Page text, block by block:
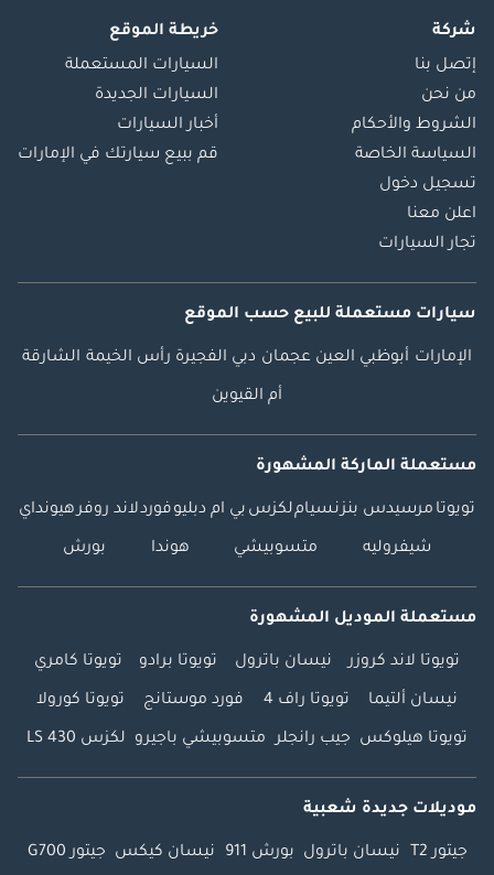
شركة
إتصل بنا
من نحن
الشروط والأحكام
السياسة الخاصة
تسجيل دخول
اعلن معنا
تجار السيارات
خريطة الموقع
السيارات المستعملة
السيارات الجديدة
أخبار السيارات
قم ببيع سيارتك في الإمارات
سيارات مستعملة للبيع حسب الموقع
الإمارات أبوظبي العين عجمان دبي الفجيرة رأس الخيمة الشارقة
أم القيوين
مستعملة الماركة المشهورة
تويوتا مرسيدس بنزنسياملكزس بي ام دبليوفوردلاند روفرهيونداي
شيفروليه متسوبيشي هوندا بورش
مستعملة الموديل المشهورة
تويوتا لاند كروزر نيسان باترول تويوتا برادو تويوتا كامري
نيسان ألتيما تويوتا راف 4 فورد موستانج تويوتا كورولا
تويوتا هيلوكس جيب رانجلر متسوبيشي باجيرو لكزس LS 430
موديلات جديدة شعبية
جيتور T2 نيسان باترول بورش 911 نيسان كيكس جيتور G700